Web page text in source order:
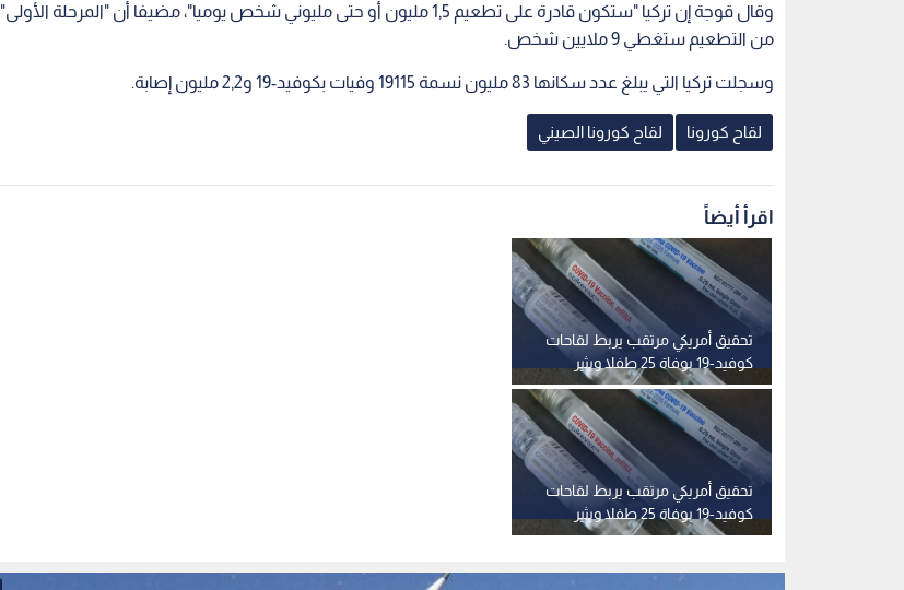
وقال قوجة إن تركيا "ستكون قادرة على تطعيم 1,5 مليون أو حتى مليوني شخص يوميا"، مضيفا أن "المرحلة الأولى"
من التطعيم ستغطي 9 ملايين شخص.
وسجلت تركيا التي يبلغ عدد سكانها 83 مليون نسمة 19115 وفيات بكوفيد-19 و2,2 مليون إصابة.
لقاح كورونا لقاح كورونا الصيني
اقرأ أيضاً
تحقيق أمريكي مرتقب يربط لقاحات
كوفيد-19 بوفاة 25 طفلا ويثير
جدلا واسعا
تحقيق أمريكي مرتقب يربط لقاحات
كوفيد-19 بوفاة 25 طفلا ويثير
جدلا واسعا